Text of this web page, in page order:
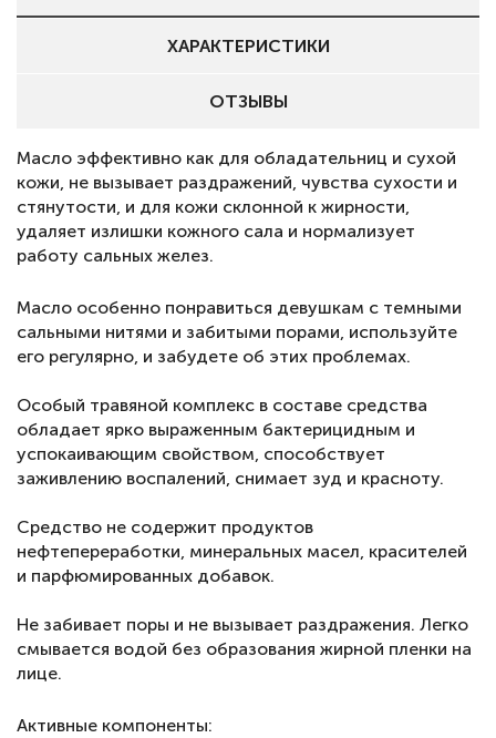
ХАРАКТЕРИСТИКИ
ОТЗЫВЫ
Масло эффективно как для обладательниц и сухой
кожи, не вызывает раздражений, чувства сухости и
стянутости, и для кожи склонной к жирности,
удаляет излишки кожного сала и нормализует
работу сальных желез.
Масло особенно понравиться девушкам с темными
сальными нитями и забитыми порами, используйте
его регулярно, и забудете об этих проблемах.
Особый травяной комплекс в составе средства
обладает ярко выраженным бактерицидным и
успокаивающим свойством, способствует
заживлению воспалений, снимает зуд и красноту.
Средство не содержит продуктов
нефтепереработки, минеральных масел, красителей
и парфюмированных добавок.
Не забивает поры и не вызывает раздражения. Легко
смывается водой без образования жирной пленки на
лице.
Активные компоненты: